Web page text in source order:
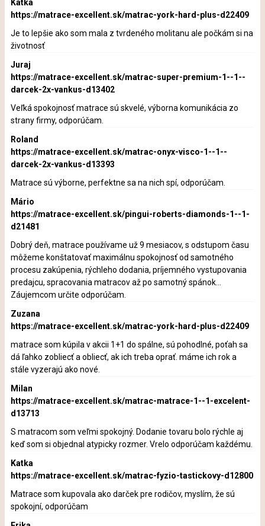
Katka
https://matrace-excellent.sk/matrac-york-hard-plus-d22409
Je to lepšie ako som mala z tvrdeného molitanu ale počkám si na
životnosť
Juraj
https://matrace-excellent.sk/matrac-super-premium-1--1--
darcek-2x-vankus-d13402
Veľká spokojnosť matrace sú skvelé, výborna komunikácia zo
strany firmy, odporúčam.
Roland
https://matrace-excellent.sk/matrac-onyx-visco-1--1--
darcek-2x-vankus-d13393
Matrace sú výborne, perfektne sa na nich spí, odporúčam.
Mário
https://matrace-excellent.sk/pingui-roberts-diamonds-1--1-
d21481
Dobrý deň, matrace používame už 9 mesiacov, s odstupom času
môžeme konštatovať maximálnu spokojnosť od samotného
procesu zakúpenia, rýchleho dodania, príjemného vystupovania
predajcu, spracovania matracov až po samotný spánok...
Záujemcom určite odporúčam.
Zuzana
https://matrace-excellent.sk/matrac-york-hard-plus-d22409
matrace som kúpila v akcii 1+1 do spálne, sú pohodlné, poťah sa
dá ľahko zobliecť a obliecť, ak ich treba oprať. máme ich rok a
stále vyzerajú ako nové.
Milan
https://matrace-excellent.sk/matrac-matrace-1--1-excelent-
d13713
S matracom som veľmi spokojný. Dodanie tovaru bolo rýchle aj
keď som si objednal atypicky rozmer. Vrelo odporúčam každému.
Katka
https://matrace-excellent.sk/matrac-fyzio-tastickovy-d12800
Matrace som kupovala ako darček pre rodičov, myslím, že sú
spokojní, odporúčam